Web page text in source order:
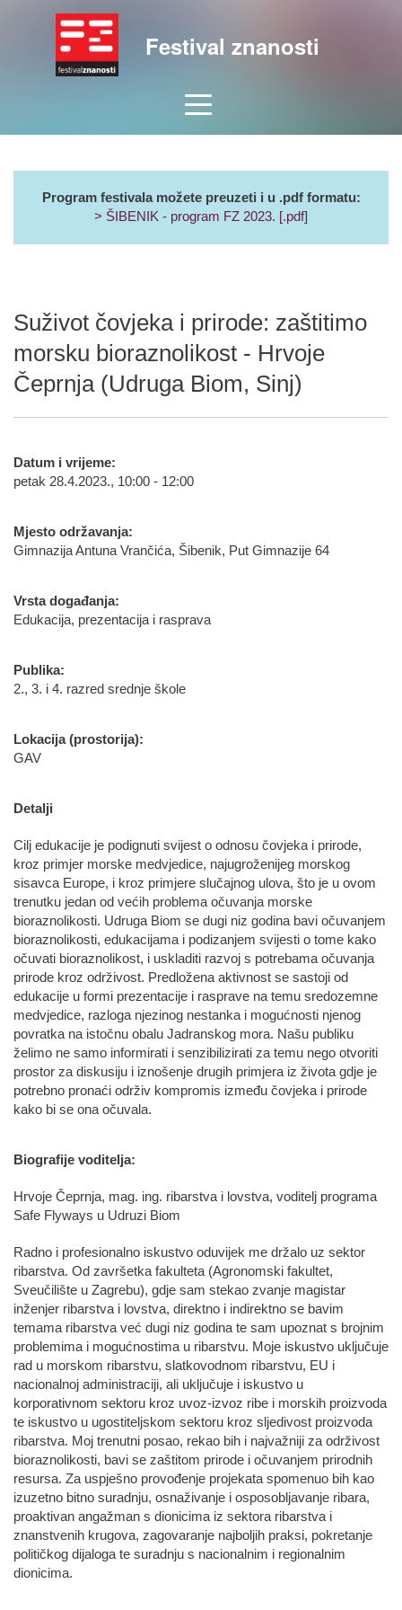
Festival znanosti
Program festivala možete preuzeti i u .pdf formatu:
> ŠIBENIK - program FZ 2023. [.pdf]
Suživot čovjeka i prirode: zaštitimo
morsku bioraznolikost - Hrvoje
Čeprnja (Udruga Biom, Sinj)
Datum i vrijeme:
petak 28.4.2023., 10:00 - 12:00
Mjesto održavanja:
Gimnazija Antuna Vrančića, Šibenik, Put Gimnazije 64
Vrsta događanja:
Edukacija, prezentacija i rasprava
Publika:
2., 3. i 4. razred srednje škole
Lokacija (prostorija):
GAV
Detalji
Cilj edukacije je podignuti svijest o odnosu čovjeka i prirode,
kroz primjer morske medvjedice, najugroženijeg morskog
sisavca Europe, i kroz primjere slučajnog ulova, što je u ovom
trenutku jedan od većih problema očuvanja morske
bioraznolikosti. Udruga Biom se dugi niz godina bavi očuvanjem
bioraznolikosti, edukacijama i podizanjem svijesti o tome kako
očuvati bioraznolikost, i uskladiti razvoj s potrebama očuvanja
prirode kroz održivost. Predložena aktivnost se sastoji od
edukacije u formi prezentacije i rasprave na temu sredozemne
medvjedice, razloga njezinog nestanka i mogućnosti njenog
povratka na istočnu obalu Jadranskog mora. Našu publiku
želimo ne samo informirati i senzibilizirati za temu nego otvoriti
prostor za diskusiju i iznošenje drugih primjera iz života gdje je
potrebno pronaći održiv kompromis između čovjeka i prirode
kako bi se ona očuvala.
Biografije voditelja:
Hrvoje Čeprnja, mag. ing. ribarstva i lovstva, voditelj programa
Safe Flyways u Udruzi Biom
Radno i profesionalno iskustvo oduvijek me držalo uz sektor
ribarstva. Od završetka fakulteta (Agronomski fakultet,
Sveučilište u Zagrebu), gdje sam stekao zvanje magistar
inženjer ribarstva i lovstva, direktno i indirektno se bavim
temama ribarstva već dugi niz godina te sam upoznat s brojnim
problemima i mogućnostima u ribarstvu. Moje iskustvo uključuje
rad u morskom ribarstvu, slatkovodnom ribarstvu, EU i
nacionalnoj administraciji, ali uključuje i iskustvo u
korporativnom sektoru kroz uvoz-izvoz ribe i morskih proizvoda
te iskustvo u ugostiteljskom sektoru kroz sljedivost proizvoda
ribarstva. Moj trenutni posao, rekao bih i najvažniji za održivost
bioraznolikosti, bavi se zaštitom prirode i očuvanjem prirodnih
resursa. Za uspješno provođenje projekata spomenuo bih kao
izuzetno bitno suradnju, osnaživanje i osposobljavanje ribara,
proaktivan angažman s dionicima iz sektora ribarstva i
znanstvenih krugova, zagovaranje najboljih praksi, pokretanje
političkog dijaloga te suradnju s nacionalnim i regionalnim
dionicima.